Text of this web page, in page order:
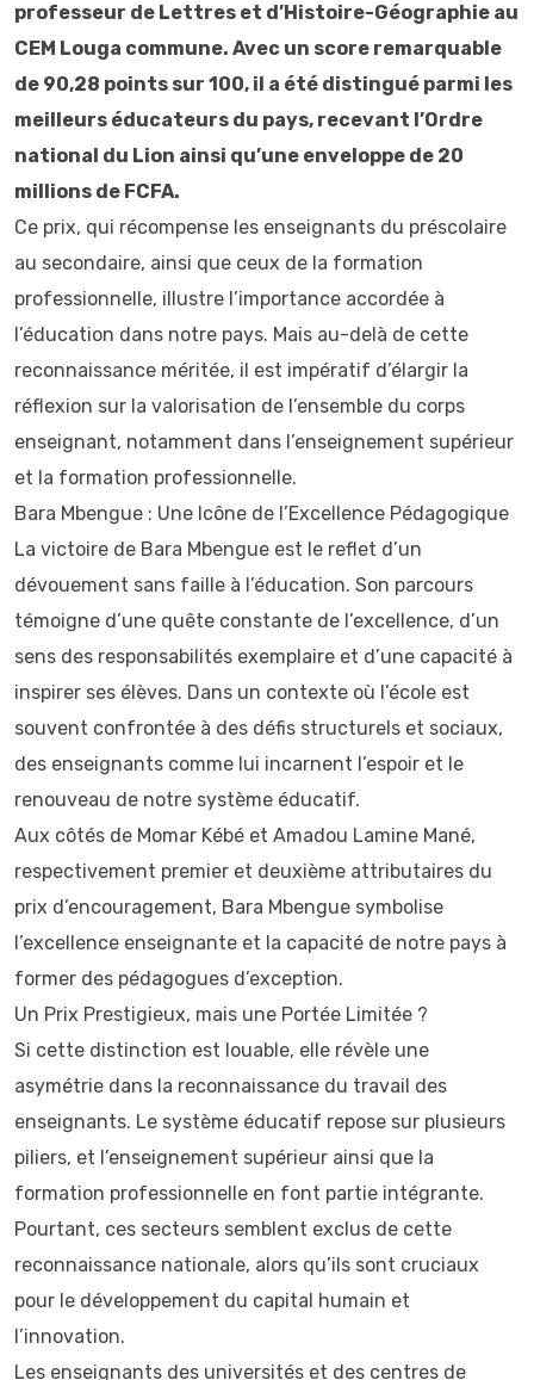
professeur de Lettres et d’Histoire-Géographie au
CEM Louga commune. Avec un score remarquable
de 90,28 points sur 100, il a été distingué parmi les
meilleurs éducateurs du pays, recevant l’Ordre
national du Lion ainsi qu’une enveloppe de 20
millions de FCFA.
Ce prix, qui récompense les enseignants du préscolaire
au secondaire, ainsi que ceux de la formation
professionnelle, illustre l’importance accordée à
l’éducation dans notre pays. Mais au-delà de cette
reconnaissance méritée, il est impératif d’élargir la
réflexion sur la valorisation de l’ensemble du corps
enseignant, notamment dans l’enseignement supérieur
et la formation professionnelle.
Bara Mbengue : Une Icône de l’Excellence Pédagogique
La victoire de Bara Mbengue est le reflet d’un
dévouement sans faille à l’éducation. Son parcours
témoigne d’une quête constante de l’excellence, d’un
sens des responsabilités exemplaire et d’une capacité à
inspirer ses élèves. Dans un contexte où l’école est
souvent confrontée à des défis structurels et sociaux,
des enseignants comme lui incarnent l’espoir et le
renouveau de notre système éducatif.
Aux côtés de Momar Kébé et Amadou Lamine Mané,
respectivement premier et deuxième attributaires du
prix d’encouragement, Bara Mbengue symbolise
l’excellence enseignante et la capacité de notre pays à
former des pédagogues d’exception.
Un Prix Prestigieux, mais une Portée Limitée ?
Si cette distinction est louable, elle révèle une
asymétrie dans la reconnaissance du travail des
enseignants. Le système éducatif repose sur plusieurs
piliers, et l’enseignement supérieur ainsi que la
formation professionnelle en font partie intégrante.
Pourtant, ces secteurs semblent exclus de cette
reconnaissance nationale, alors qu’ils sont cruciaux
pour le développement du capital humain et
l’innovation.
Les enseignants des universités et des centres de